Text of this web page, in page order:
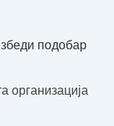
подобар
организација